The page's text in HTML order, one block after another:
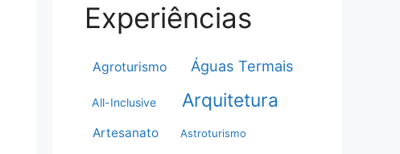
Experiências
Agroturismo Águas Termais
All-Inclusive Arquitetura
Artesanato Astroturismo